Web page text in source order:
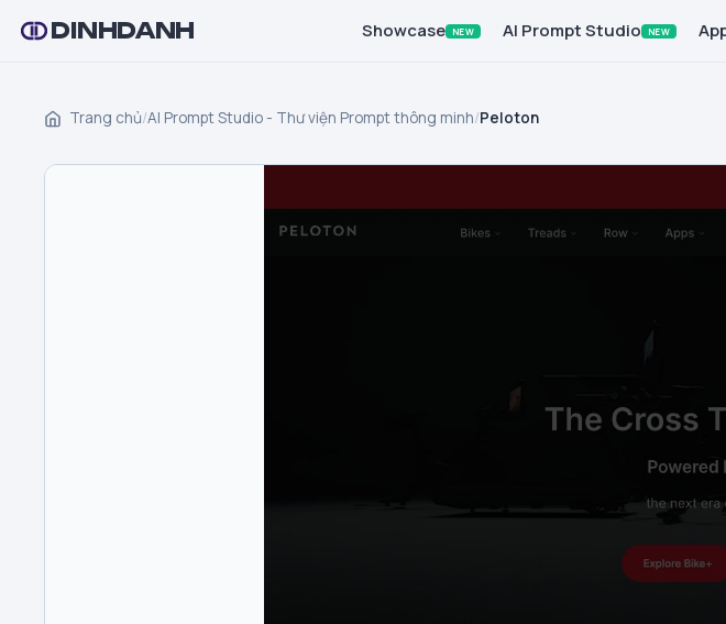
DINHDANH Showcase NEW AI Prompt Studio NEW
Trang chủ/AI Prompt Studio - Thư viện Prompt thông minh/Peloton